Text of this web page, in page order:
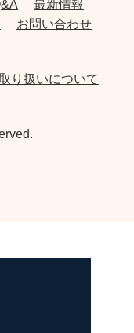
最新情報
お問い合わせ
り扱いについて